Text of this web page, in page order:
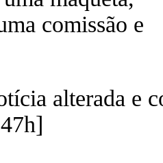
comissão e
alterada e